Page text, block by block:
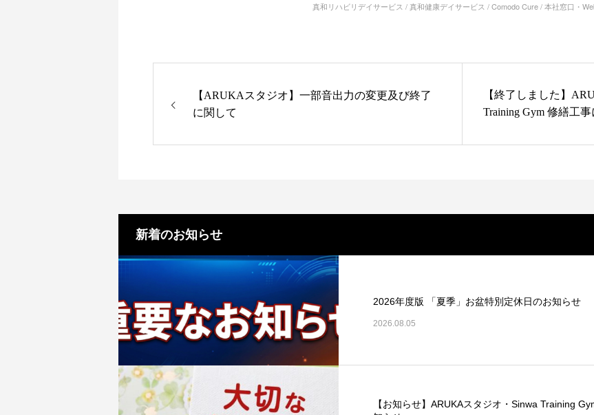
真和リハビリデイサービス / 真和健康デイサービス / Comodo Cure / 本社窓口・
【ARUKAスタジオ】一部音出力の変更及び終了
に関して
【終了しました】
Training Gym 修繕工
新着のお知らせ
2026年度版 「夏季」お盆特別定休日のお知らせ
2026.08.05
【お知らせ】ARUKAスタジオ・Sinwa Training